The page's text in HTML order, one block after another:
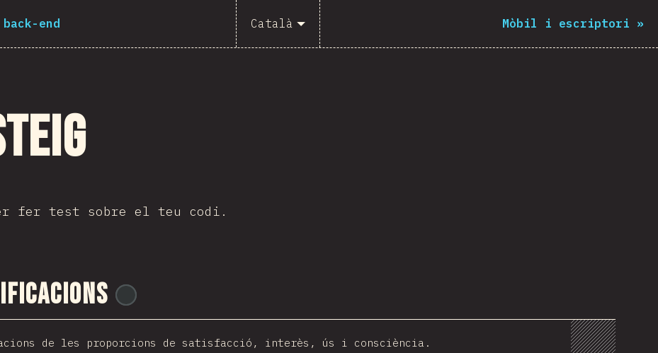
end Català Mòbil i escriptori »
fer test sobre el teu codi.
de les proporcions de satisfacció, interès, ús i consciència.